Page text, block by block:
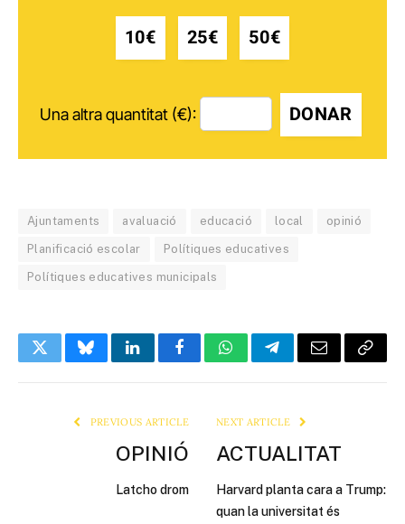
10€ 25€ 50€
Una altra quantitat (€): DONAR
Ajuntaments avaluació educació local opinió
Planificació escolar Polítiques educatives
Polítiques educatives municipals
TwitterBlueskyLinkedInFacebookWhatsAppTelegramEmail Copy
PREVIOUS ARTICLE
OPINIÓ
Latcho drom
NEXT ARTICLE
ACTUALITAT
Harvard planta cara a Trump:
quan la universitat és